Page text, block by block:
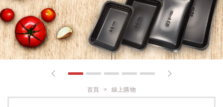
1 2 3 4 5
首頁 線上購物